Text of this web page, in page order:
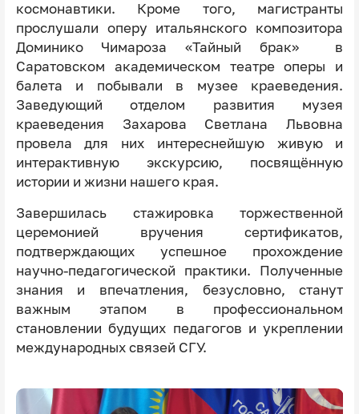
космонавтики. Кроме того, магистранты
прослушали оперу итальянского композитора
Доминико Чимароза «Тайный брак» в
Саратовском академическом театре оперы и
балета и побывали в музее краеведения.
Заведующий отделом развития музея
краеведения Захарова Светлана Львовна
провела для них интереснейшую живую и
интерактивную экскурсию, посвящённую
истории и жизни нашего края.
Завершилась стажировка торжественной
церемонией вручения сертификатов,
подтверждающих успешное прохождение
научно-педагогической практики. Полученные
знания и впечатления, безусловно, станут
важным этапом в профессиональном
становлении будущих педагогов и укреплении
международных связей СГУ.